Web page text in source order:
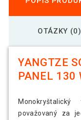
OTÁZKY (0)
YANGTZE
PANEL 130
považovaný za